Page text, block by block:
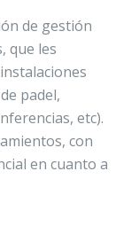
de gestión
que les
padel,
etc).
con
en cuanto a